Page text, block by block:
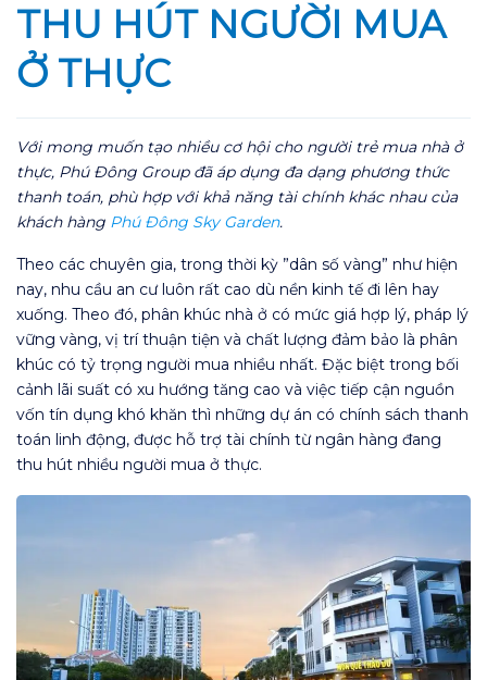
THU HÚT NGƯỜI MUA
Ở THỰC
Với mong muốn tạo nhiều cơ hội cho người trẻ mua nhà ở
thực, Phú Đông Group đã áp dụng đa dạng phương thức
thanh toán, phù hợp với khả năng tài chính khác nhau của
khách hàng Phú Đông Sky Garden.
Theo các chuyên gia, trong thời kỳ ”dân số vàng” như hiện
nay, nhu cầu an cư luôn rất cao dù nền kinh tế đi lên hay
xuống. Theo đó, phân khúc nhà ở có mức giá hợp lý, pháp lý
vững vàng, vị trí thuận tiện và chất lượng đảm bảo là phân
khúc có tỷ trọng người mua nhiều nhất. Đặc biệt trong bối
cảnh lãi suất có xu hướng tăng cao và việc tiếp cận nguồn
vốn tín dụng khó khăn thì những dự án có chính sách thanh
toán linh động, được hỗ trợ tài chính từ ngân hàng đang
thu hút nhiều người mua ở thực.